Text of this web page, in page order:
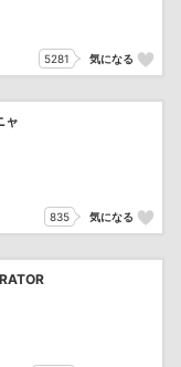
5281 気になる
ャ
835 気になる